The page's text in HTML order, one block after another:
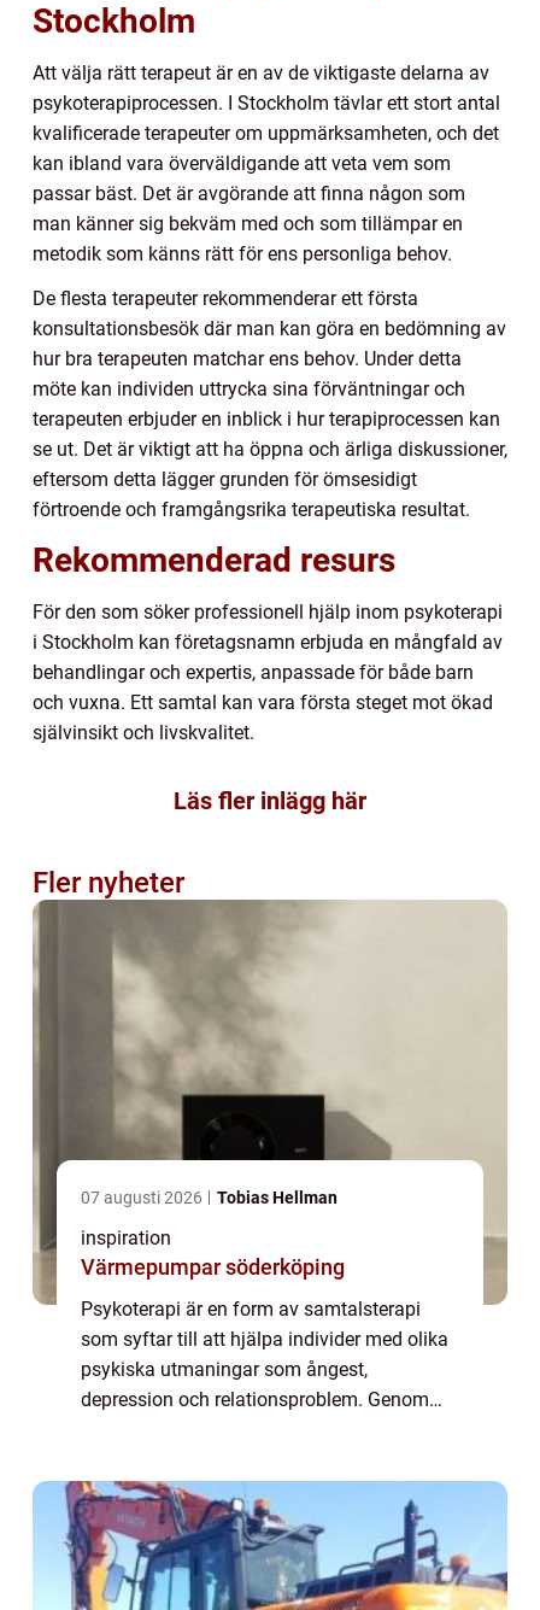
Stockholm
Att välja rätt terapeut är en av de viktigaste delarna av
psykoterapiprocessen. I Stockholm tävlar ett stort antal
kvalificerade terapeuter om uppmärksamheten, och det
kan ibland vara överväldigande att veta vem som
passar bäst. Det är avgörande att finna någon som
man känner sig bekväm med och som tillämpar en
metodik som känns rätt för ens personliga behov.
De flesta terapeuter rekommenderar ett första
konsultationsbesök där man kan göra en bedömning av
hur bra terapeuten matchar ens behov. Under detta
möte kan individen uttrycka sina förväntningar och
terapeuten erbjuder en inblick i hur terapiprocessen kan
se ut. Det är viktigt att ha öppna och ärliga diskussioner,
eftersom detta lägger grunden för ömsesidigt
förtroende och framgångsrika terapeutiska resultat.
Rekommenderad resurs
För den som söker professionell hjälp inom psykoterapi
i Stockholm kan företagsnamn erbjuda en mångfald av
behandlingar och expertis, anpassade för både barn
och vuxna. Ett samtal kan vara första steget mot ökad
självinsikt och livskvalitet.
Läs fler inlägg här
Fler nyheter
07 augusti 2026 Tobias Hellman
inspiration
Värmepumpar söderköping
Psykoterapi är en form av samtalsterapi
som syftar till att hjälpa individer med olika
psykiska utmaningar som ångest,
depression och relationsproblem. Genom